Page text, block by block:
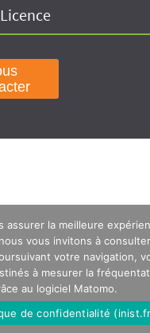
assurer la meilleure
vous invitons à
votre navigation,
à mesurer la
au logiciel Matomo.
de confidentialité